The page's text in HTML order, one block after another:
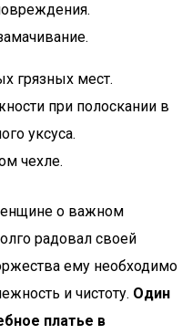
грязных мест.
при полоскании в
уксуса.
чехле.
о важном
радовал своей
ему необходимо
и чистоту. Один
платье в